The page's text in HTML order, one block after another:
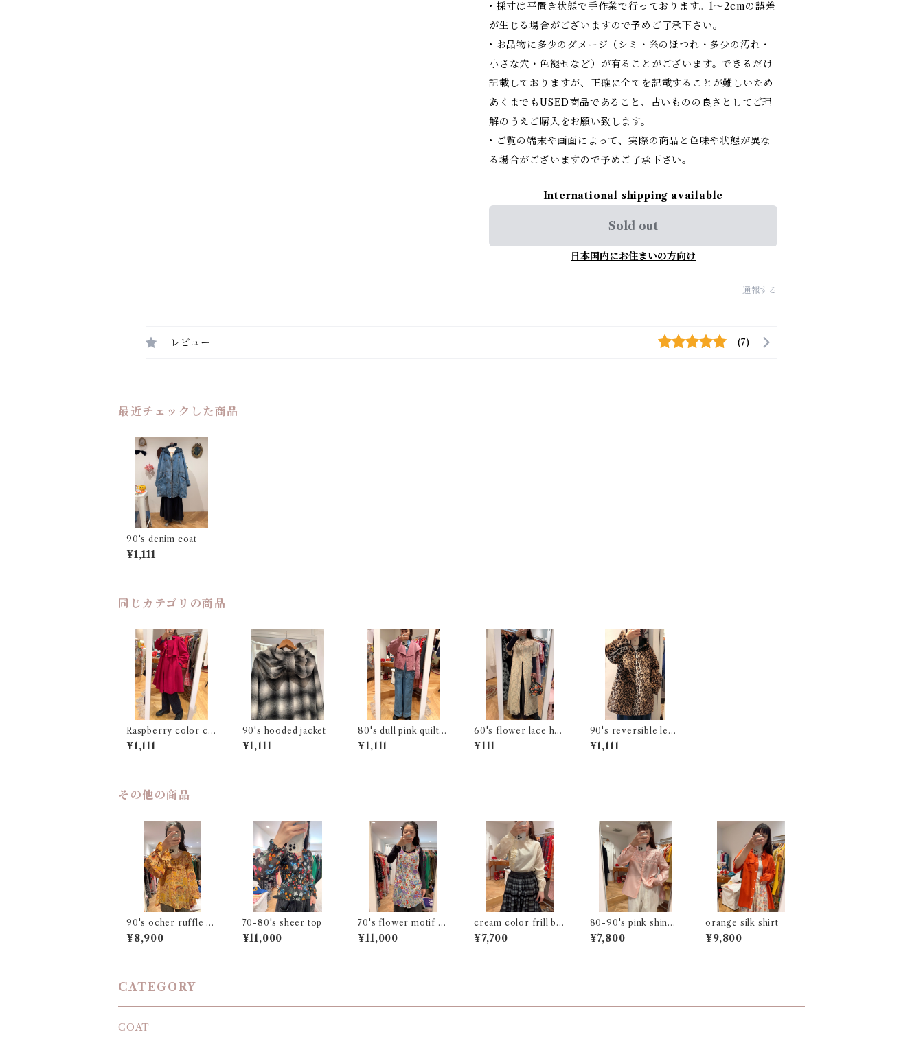
• 採寸は平置き状態で手作業で行っております。1～2cmの誤差
が生じる場合がございますので予めご了承下さい。
• お品物に多少のダメージ（シミ・糸のほつれ・多少の汚れ・
小さな穴・色褪せなど）が有ることがございます。できるだけ
記載しておりますが、正確に全てを記載することが難しいため
あくまでもUSED商品であること、古いものの良さとしてご理
解のうえご購入をお願い致します。
• ご覧の端末や画面によって、実際の商品と色味や状態が異な
る場合がございますので予めご了承下さい。
International shipping available
Sold out
日本国内にお住まいの方向け
通報する
レビュー (7)
最近チェックした商品
90's denim coat
¥1,111
同じカテゴリの商品
Raspberry color cas
hmere coat
¥1,111
90's hooded jacket
¥1,111
80's dull pink quilte
d jacket
¥1,111
60's flower lace ho
use coat
¥111
90's reversible leop
ard blouson
¥1,111
その他の商品
90's ocher ruffle bl
ouse
¥8,900
70-80's sheer top
¥11,000
70's flower motif s
mock
¥11,000
cream color frill bl
ouse
¥7,700
80-90's pink shiny
blouse
¥7,800
orange silk shirt
¥9,800
CATEGORY
COAT